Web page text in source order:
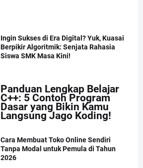
Ingin Sukses di Era Digital? Yuk, Kuasai
Berpikir Algoritmik: Senjata Rahasia
Siswa SMK Masa Kini!
Panduan Lengkap Belajar
C++: 5 Contoh Program
Dasar yang Bikin Kamu
Langsung Jago Koding!
Cara Membuat Toko Online Sendiri
Tanpa Modal untuk Pemula di Tahun
2026